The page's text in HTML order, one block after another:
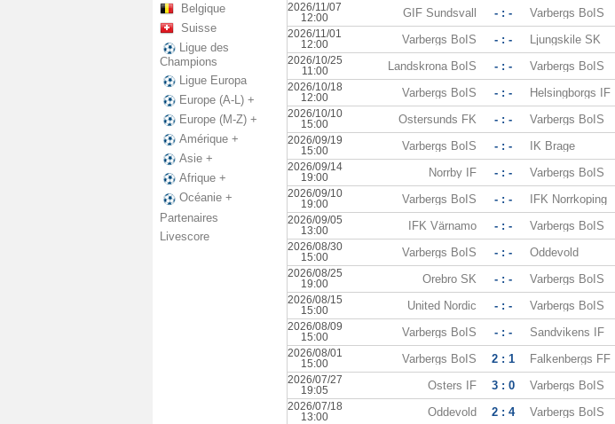
Belgique
Suisse
Ligue des
Champions
Ligue Europa
Europe (A-L) +
Europe (M-Z) +
Amérique +
Asie +
Afrique +
Océanie +
Partenaires
Livescore
2026/11/07
12:00
GIF Sundsvall - : - Varbergs BoIS
2026/11/01
12:00
Varbergs BoIS - : - Ljungskile SK
2026/10/25
11:00
Landskrona BoIS - : - Varbergs BoIS
2026/10/18
12:00
Varbergs BoIS - : - Helsingborgs IF
2026/10/10
15:00
Ostersunds FK - : - Varbergs BoIS
2026/09/19
15:00
Varbergs BoIS - : - IK Brage
2026/09/14
19:00
Norrby IF - : - Varbergs BoIS
2026/09/10
19:00
Varbergs BoIS - : - IFK Norrkoping
2026/09/05
13:00
IFK Värnamo - : - Varbergs BoIS
2026/08/30
15:00
Varbergs BoIS - : - Oddevold
2026/08/25
19:00
Örebro SK - : - Varbergs BoIS
2026/08/15
15:00
United Nordic - : - Varbergs BoIS
2026/08/09
15:00
Varbergs BoIS - : - Sandvikens IF
2026/08/01
15:00
Varbergs BoIS 2 : 1 Falkenbergs FF
2026/07/27
19:05
Östers IF 3 : 0 Varbergs BoIS
2026/07/18
13:00
Oddevold 2 : 4 Varbergs BoIS